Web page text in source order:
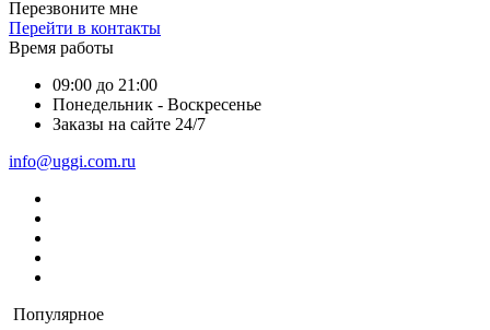
Перезвоните мне
Перейти в контакты
Время работы
09:00 до 21:00
Понедельник - Воскресенье
Заказы на сайте 24/7
info@uggi.com.ru
Популярное